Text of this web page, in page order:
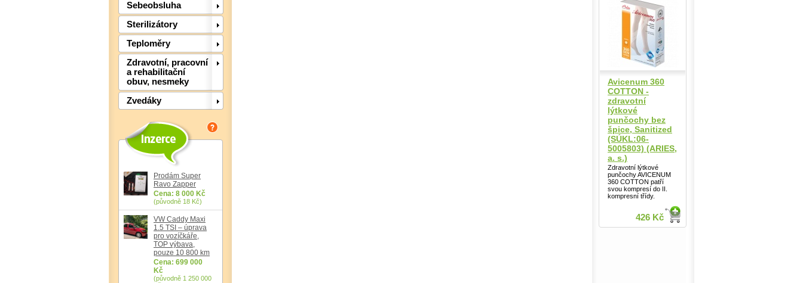
Sebeobsluha
Sterilizátory
Teploměry
Zdravotní, pracovní
a rehabilitační
obuv, nesmeky
Zvedáky
Prodám Super
Ravo Zapper
Cena: 8 000 Kč
(původně 18 Kč)
VW Caddy Maxi
1.5 TSI – úprava
pro vozíčkáře,
TOP výbava,
pouze 10 800 km
Cena: 699 000
Kč
(původně 1 250 000
Avicenum 360
COTTON -
zdravotní
lýtkové
punčochy bez
špice, Sanitized
(SÚKL:06-
5005803) (ARIES,
a. s.)
Zdravotní lýtkové
punčochy AVICENUM
360 COTTON patří
svou kompresí do II.
kompresní třídy.
426 Kč